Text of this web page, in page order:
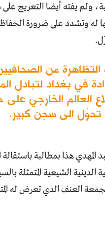
ولم يفته أيضا التعريج
له وتشدد على ضرورة
من
في بغداد لتبادل
العالم الخارجي
تحوّل الى سجن كبير.
هذا بمطالبة
الشيعية المتمثلة
العنف الذي تعرض له